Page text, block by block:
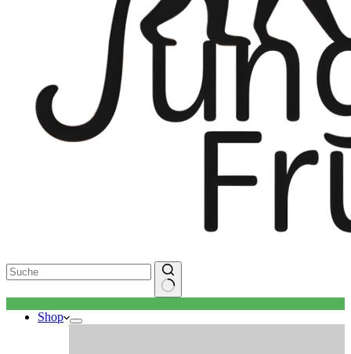
Ergebnisse
Shop